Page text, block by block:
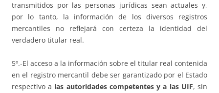
transmitidos por las personas jurídicas sean actuales y,
por lo tanto, la información de los diversos registros
mercantiles no reflejará con certeza la identidad del
verdadero titular real.
5º.-El acceso a la información sobre el titular real contenida
en el registro mercantil debe ser garantizado por el Estado
respectivo a las autoridades competentes y a las UIF, sin